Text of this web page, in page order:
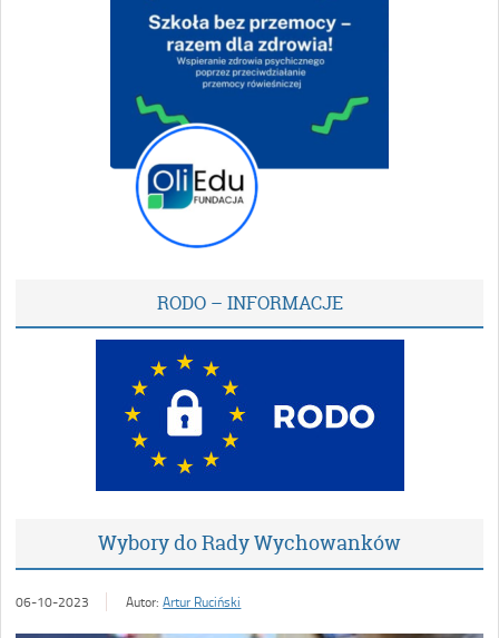
RODO – INFORMACJE
Wybory do Rady Wychowanków
06-10-2023 Autor:Artur Ruciński